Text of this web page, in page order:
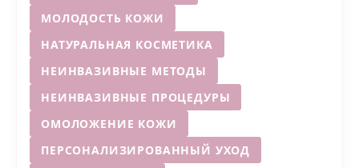
МОЛОДОСТЬ КОЖИ
НАТУРАЛЬНАЯ КОСМЕТИКА
НЕИНВАЗИВНЫЕ МЕТОДЫ
НЕИНВАЗИВНЫЕ ПРОЦЕДУРЫ
ОМОЛОЖЕНИЕ КОЖИ
ПЕРСОНАЛИЗИРОВАННЫЙ УХОД